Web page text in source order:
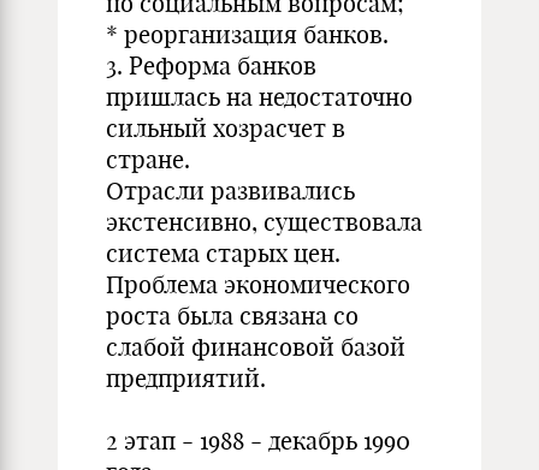
* реорганизация банков.
3. Реформа банков
пришлась на недостаточно
сильный хозрасчет в
стране.
Отрасли развивались
экстенсивно, существовала
система старых цен.
Проблема экономического
роста была связана со
слабой финансовой базой
предприятий.
2 этап - 1988 - декабрь 1990